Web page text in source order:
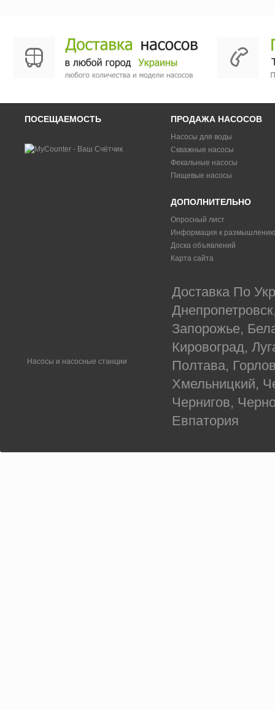
ПОСЕЩАЕМОСТЬ ПРОДАЖА НАСОСОВ
Насосы для воды
Скважные насосы
Фекальные насосы
Пищевые насосы
ДОПОЛНИТЕЛЬНО
Опросный лист
Информация к размышлению
Доска объявлений
Карта сайта
Насосы и насосные станции
Доставка По
Запорожье,
Кировоград,
Полтава,
Хмельницкий,
Чернигов,
Евпатория